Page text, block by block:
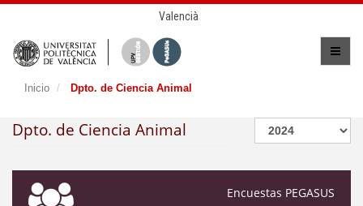
Valencià
Inicio Dpto. de Ciencia Animal
Dpto. de Ciencia Animal
Encuestas PEGASUS